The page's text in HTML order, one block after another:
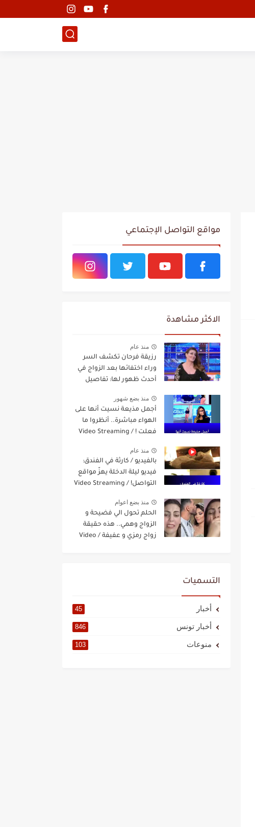
مواقع التواصل الإجتماعي
الاكثر مشاهدة
منذ عام
رزيقة فرحان تكشف السر
وراء اختفائها بعد الزواج في
أحدث ظهور لها: تفاصيل
منذ بضع شهور
أجمل مذيعة نسيت أنها على
الهواء مباشرة.. أنظروا ما
فعلت ! / Video Streaming
منذ عام
بالفيديو / كارثة في الفندق:
فيديو ليلة الدخلة يهزّ مواقع
التواصل! / Video Streaming
منذ بضع اعوام
الحلم تحول الي فضيحة و
الزواج وهمي.. هذه حقيقة
زواج رمزي و عفيفة / Video
التسميات
أخبار 45
أخبار تونس 846
منوعات 103